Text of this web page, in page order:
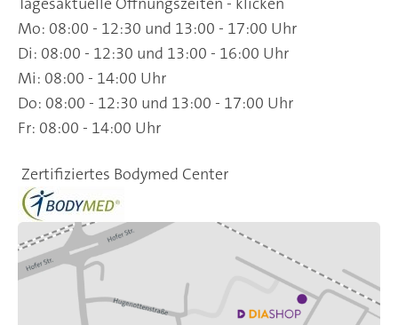
Mo: 08:00 - 12:30 und 13:00 - 17:00 Uhr
Di: 08:00 - 12:30 und 13:00 - 16:00 Uhr
Mi: 08:00 - 14:00 Uhr
Do: 08:00 - 12:30 und 13:00 - 17:00 Uhr
Fr: 08:00 - 14:00 Uhr
Zertifiziertes Bodymed Center